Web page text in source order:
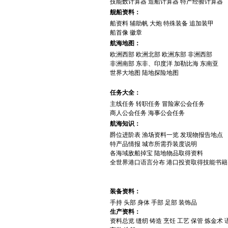
技能数计算器 造船计算器 特产经验计算器
舰船资料：
船资料 辅助帆 大炮特殊装备 追加装甲
船首像 徽章
航海地图：
欧洲西部 欧洲北部 欧洲东部 非洲西部
非洲南部 东非、印度洋 加勒比海 东南亚
世界大地图 陆地探险地图
任务大全：
主线任务 转职任务 冒险家公会任务
商人公会任务 海事公会任务
航海知识：
爵位进阶表 渔场资料一览 发现物报告地点
特产品情报 城市所需乔装度说明
各海域敌船掉宝 陆地物品取得资料
全世界港口语言分布 港口投资取得技能书籍
装备资料：
手持 头部 身体 手部 足部 装饰品
生产资料：
资料总览 缝纫 铸造 烹饪 工艺 保管 炼金术